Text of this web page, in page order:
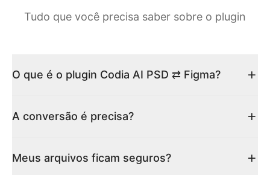
Tudo que você precisa saber sobre o plugin
O que é o plugin Codia AI PSD ⇄ Figma?
A conversão é precisa?
Meus arquivos ficam seguros?